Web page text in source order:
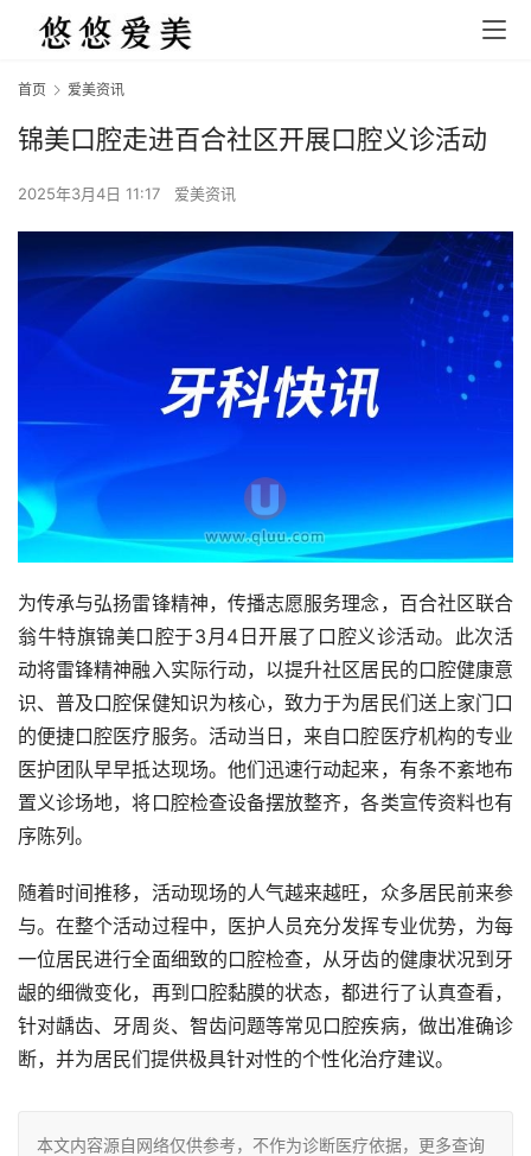
首页 爱美资讯
锦美口腔走进百合社区开展口腔义诊活动
2025年3月4日 11:17 爱美资讯
为传承与弘扬雷锋精神，传播志愿服务理念，百合社区联合
翁牛特旗锦美口腔于3月4日开展了口腔义诊活动。此次活
动将雷锋精神融入实际行动，以提升社区居民的口腔健康意
识、普及口腔保健知识为核心，致力于为居民们送上家门口
的便捷口腔医疗服务。活动当日，来自口腔医疗机构的专业
医护团队早早抵达现场。他们迅速行动起来，有条不紊地布
置义诊场地，将口腔检查设备摆放整齐，各类宣传资料也有
序陈列。
随着时间推移，活动现场的人气越来越旺，众多居民前来参
与。在整个活动过程中，医护人员充分发挥专业优势，为每
一位居民进行全面细致的口腔检查，从牙齿的健康状况到牙
龈的细微变化，再到口腔黏膜的状态，都进行了认真查看，
针对龋齿、牙周炎、智齿问题等常见口腔疾病，做出准确诊
断，并为居民们提供极具针对性的个性化治疗建议。
本文内容源自网络仅供参考，不作为诊断医疗依据，更多查询